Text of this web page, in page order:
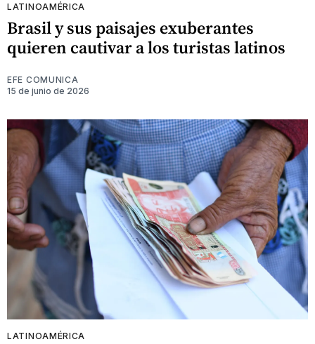
LATINOAMÉRICA
Brasil y sus paisajes exuberantes
quieren cautivar a los turistas latinos
EFE COMUNICA
15 de junio de 2026
LATINOAMÉRICA